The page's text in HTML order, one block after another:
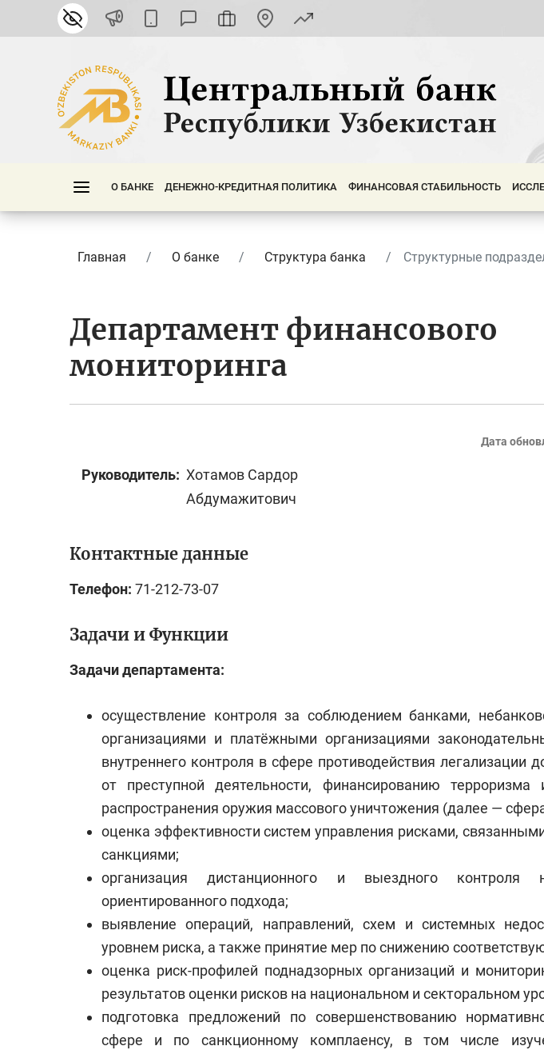
О БАНКЕ ДЕНЕЖНО-КРЕДИТНАЯ ПОЛИТИКА ФИНАНСОВАЯ СТАБИЛЬНОСТЬ
Главная О банке Структура банка Структурные
Департамент финансового
мониторинга
Дата
Руководитель: Хотамов Сардор
Абдумажитович
Контактные данные
Телефон: 71-212-73-07
Задачи и Функции
Задачи департамента:
осуществление контроля за соблюдением банками,
организациями и платёжными организациями
внутреннего контроля в сфере противодействия легализации
от преступной деятельности, финансированию терроризма
распространения оружия массового уничтожения (далее —
оценка эффективности систем управления рисками,
санкциями;
организация дистанционного и выездного
ориентированного подхода;
выявление операций, направлений, схем и системных
уровнем риска, а также принятие мер по снижению
оценка риск-профилей поднадзорных организаций и
результатов оценки рисков на национальном и секторальном
подготовка предложений по совершенствованию
сфере и по санкционному комплаенсу, в том числе